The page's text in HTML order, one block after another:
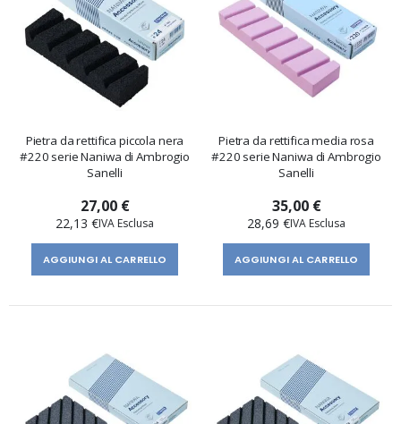
Pietra da rettifica piccola nera
#220 serie Naniwa di Ambrogio
Sanelli
27,00 €
22,13 €
AGGIUNGI AL CARRELLO
Pietra da rettifica media rosa
#220 serie Naniwa di Ambrogio
Sanelli
35,00 €
28,69 €
AGGIUNGI AL CARRELLO